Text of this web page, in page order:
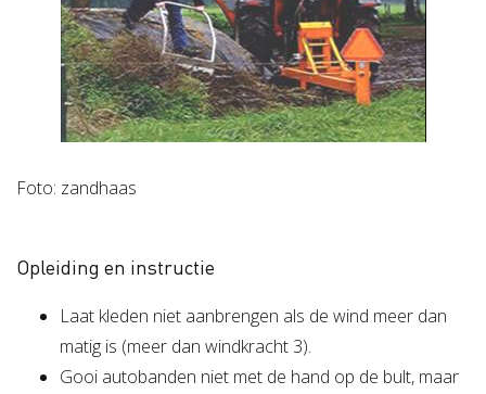
Foto: zandhaas
Opleiding en instructie
Laat kleden niet aanbrengen als de wind meer dan
matig is (meer dan windkracht 3).
Gooi autobanden niet met de hand op de bult, maar